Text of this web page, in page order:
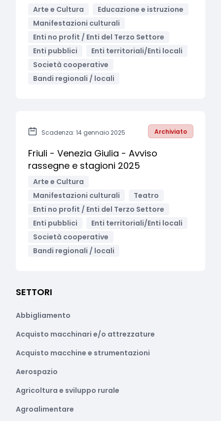
Arte e Cultura
Educazione e istruzione
Manifestazioni culturali
Enti no profit / Enti del Terzo Settore
Enti pubblici
Enti territoriali/Enti locali
Società cooperative
Bandi regionali / locali
Scadenza: 14 gennaio 2025 Archiviato
Friuli - Venezia Giulia - Avviso
rassegne e stagioni 2025
Arte e Cultura
Manifestazioni culturali
Teatro
Enti no profit / Enti del Terzo Settore
Enti pubblici
Enti territoriali/Enti locali
Società cooperative
Bandi regionali / locali
SETTORI
Abbigliamento
Acquisto macchinari e/o attrezzature
Acquisto macchine e strumentazioni
Aerospazio
Agricoltura e sviluppo rurale
Agroalimentare